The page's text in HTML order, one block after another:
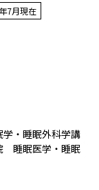
7月現在
・睡眠外科学講
睡眠医学・睡眠